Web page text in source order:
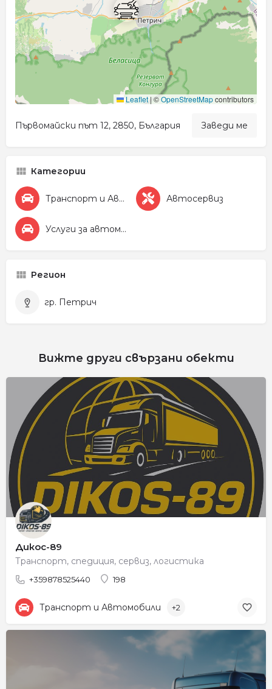
Leaflet | ©OpenStreetMapcontributors
Първомайски път 12, 2850, България Заведи ме
Категории
Транспорт и Автомобили Автосервиз
Услуги за автомобила
Регион
гр. Петрич
Вижте други свързани обекти
Дикос-89
Транспорт, спедиция, сервиз, логистика
+359878525440 198
Транспорт и Автомобили +2